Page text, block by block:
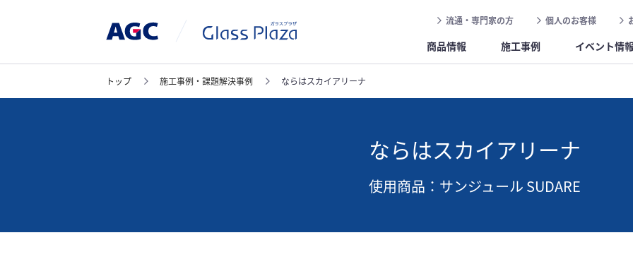
流通・専門家の方 個人のお客様
商品情報 施工事例 イベント情
トップ 施工事例・課題解決事例 ならはスカイアリーナ
ならはスカイアリーナ
使用商品：サンジュール SUDARE